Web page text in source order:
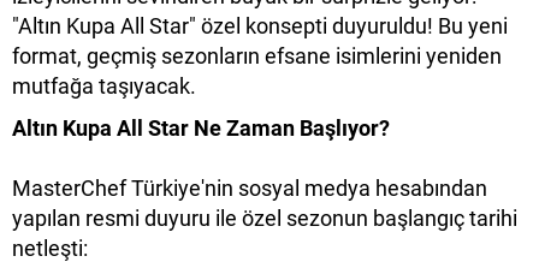
"Altın Kupa All Star" özel konsepti duyuruldu! Bu yeni
format, geçmiş sezonların efsane isimlerini yeniden
mutfağa taşıyacak.
Altın Kupa All Star Ne Zaman Başlıyor?
MasterChef Türkiye'nin sosyal medya hesabından
yapılan resmi duyuru ile özel sezonun başlangıç tarihi
netleşti: